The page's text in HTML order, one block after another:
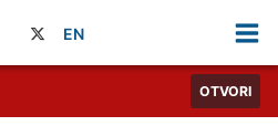
EN
OTVORI